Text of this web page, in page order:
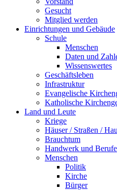
Gesucht
Mitglied werden
Einrichtungen und Gebäude
Schule
Menschen
Daten und
Wissenswertes
Geschäftsleben
Infrastruktur
Evangelische
Katholische
Land und Leute
Kriege
Häuser / Straßen /
Brauchtum
Handwerk und Berufe
Menschen
Politik
Kirche
Bürger